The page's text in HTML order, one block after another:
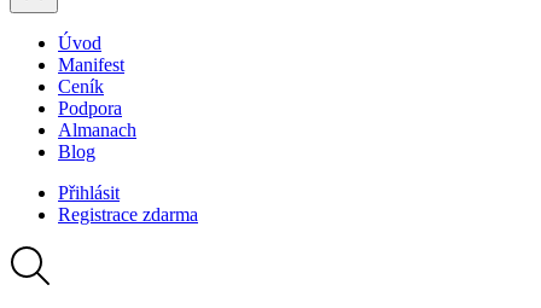
Úvod
Manifest
Ceník
Podpora
Almanach
Blog
Přihlásit
Registrace zdarma